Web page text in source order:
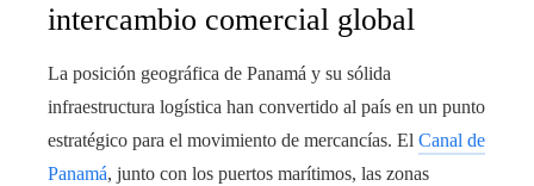
intercambio comercial global
La posición geográfica de Panamá y su sólida
infraestructura logística han convertido al país en un punto
estratégico para el movimiento de mercancías. El Canal de
Panamá, junto con los puertos marítimos, las zonas